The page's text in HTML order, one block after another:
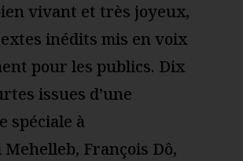
vivant et très joyeux,
inédits mis en voix
pour les publics. Dix
issues d’une
spéciale à
François Dô,